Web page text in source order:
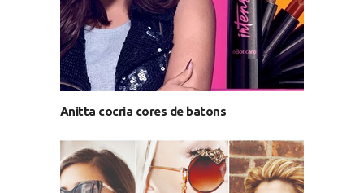
Anitta cocria cores de batons